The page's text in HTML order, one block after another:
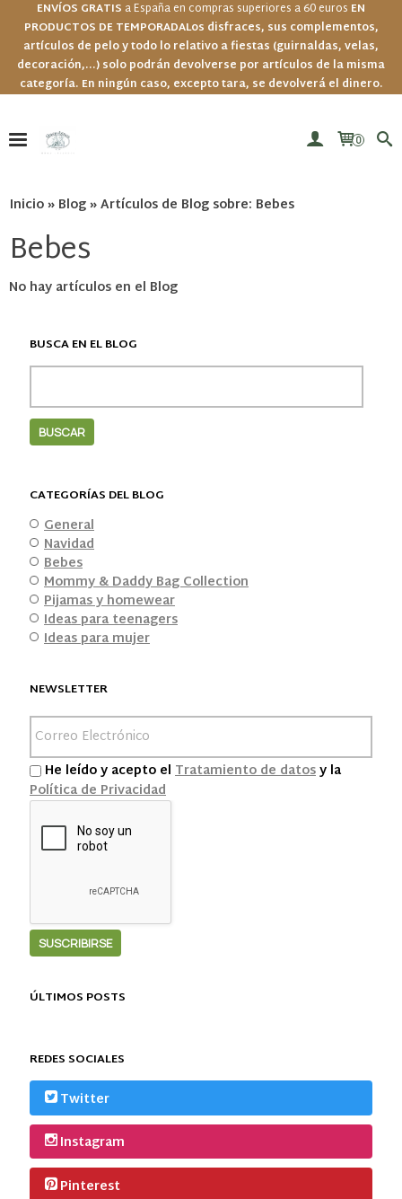
ENVÍOS GRATIS a España en compras superiores a 60 euros EN
PRODUCTOS DE TEMPORADALos disfraces, sus complementos,
artículos de pelo y todo lo relativo a fiestas (guirnaldas, velas,
decoración,...) solo podrán devolverse por artículos de la misma
categoría. En ningún caso, excepto tara, se devolverá el dinero.
0
BUSCA EN EL BLOG
CATEGORÍAS DEL BLOG
General
Navidad
Bebes
Mommy & Daddy Bag Collection
Pijamas y homewear
Ideas para teenagers
Ideas para mujer
NEWSLETTER
He leído y acepto el Tratamiento de datosy la
Política de Privacidad
ÚLTIMOS POSTS
REDES SOCIALES
Twitter
Instagram
Pinterest
Inicio» Blog»Artículos de Blog sobre: Bebes
Bebes
No hay artículos en el Blog